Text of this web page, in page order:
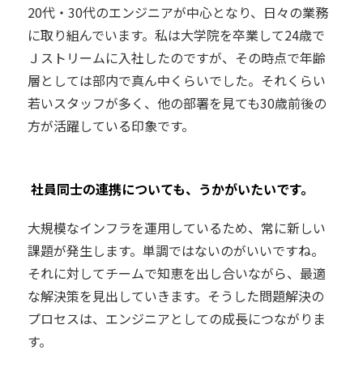
20代・30代のエンジニアが中心となり、日々の業務
に取り組んでいます。私は大学院を卒業して24歳で
Ｊストリームに入社したのですが、その時点で年齢
層としては部内で真ん中くらいでした。それくらい
若いスタッフが多く、他の部署を見ても30歳前後の
方が活躍している印象です。
―― 社員同士の連携についても、うかがいたいです。
大規模なインフラを運用しているため、常に新しい
課題が発生します。単調ではないのがいいですね。
それに対してチームで知恵を出し合いながら、最適
な解決策を見出していきます。そうした問題解決の
プロセスは、エンジニアとしての成長につながりま
す。